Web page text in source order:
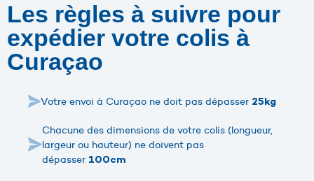
Les règles à suivre pour
expédier votre colis à
Curaçao
Votre envoi à Curaçao ne doit pas dépasser 25kg
Chacune des dimensions de votre colis (longueur,
largeur ou hauteur) ne doivent pas
dépasser100cm